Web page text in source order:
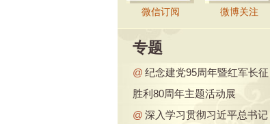
微信订阅 微博关注
专题
@ 纪念建党95周年暨红军长征
胜利80周年主题活动展
@ 深入学习贯彻习近平总书记